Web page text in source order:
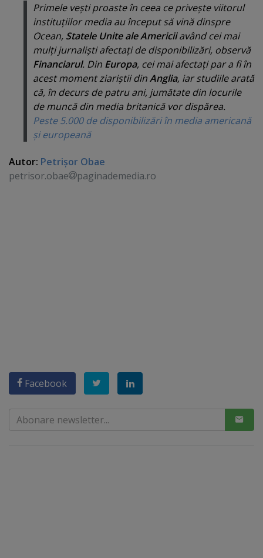
Primele veşti proaste în ceea ce priveşte viitorul
instituţiilor media au început să vină dinspre
Ocean, Statele Unite ale Americiiavând cei mai
mulţi jurnalişti afectaţi de disponibilizări, observă
Financiarul. Din Europa, cei mai afectaţi par a fi în
acest moment ziariştii dinAnglia, iar studiile arată
că, în decurs de patru ani, jumătate din locurile
de muncă din media britanică vor dispărea.
Peste 5.000 de disponibilizări în media americană
şi europeană
Autor: Petrişor Obae
petrisor.obae
paginademedia.ro
Facebook